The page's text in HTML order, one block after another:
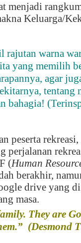
menjadi
Keluarga/
rajutan warna
yang memilih
agar
tentang
bahagia!
peserta
perjalanan
(Human
berakhir,
drive yang
masa.
They are
(Desmond